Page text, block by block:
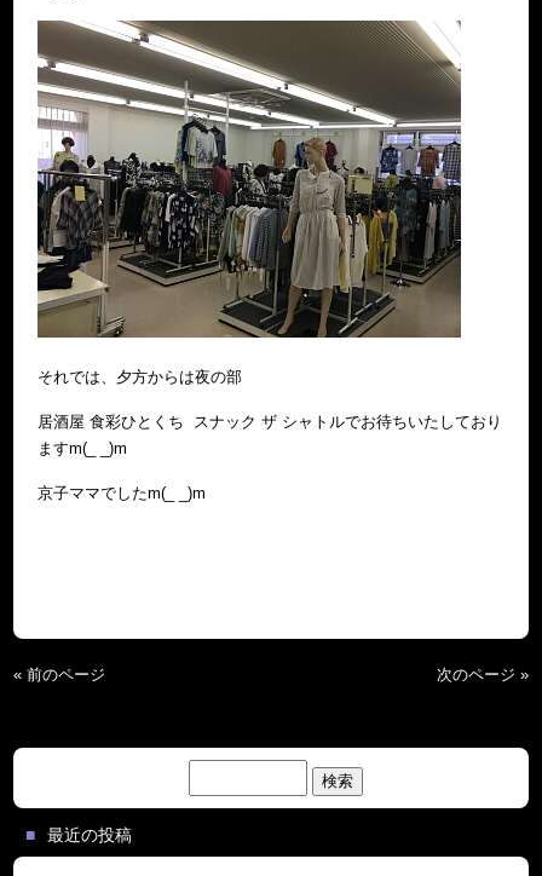
それでは、夕方からは夜の部
居酒屋 食彩ひとくち スナック ザ シャトルでお待ちいたしており
ますm(_ _)m
京子ママでしたm(_ _)m
« 前のページ 次のページ »
索:
最近の投稿